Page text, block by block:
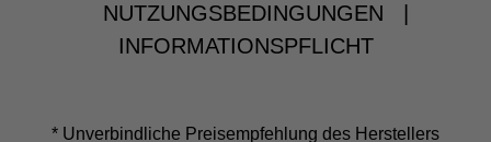
NUTZUNGSBEDINGUNGEN
INFORMATIONSPFLICHT
* Unverbindliche Preisempfehlung des Herstellers